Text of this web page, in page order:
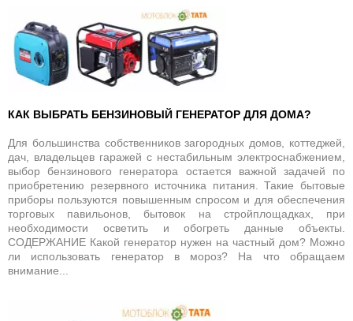
КАК ВЫБРАТЬ БЕНЗИНОВЫЙ ГЕНЕРАТОР ДЛЯ ДОМА?
Для большинства собственников загородных домов, коттеджей,
дач, владельцев гаражей с нестабильным электроснабжением,
выбор бензинового генератора остается важной задачей по
приобретению резервного источника питания. Такие бытовые
приборы пользуются повышенным спросом и для обеспечения
торговых павильонов, бытовок на стройплощадках, при
необходимости осветить и обогреть данные объекты.
СОДЕРЖАНИЕ Какой генератор нужен на частный дом? Можно
ли использовать генератор в мороз? На что обращаем
внимание...